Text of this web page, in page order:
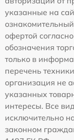
указанные на
офертой
обозначения
только в
перечень
организация не
указанных
интересы. Все
исключительно
законном